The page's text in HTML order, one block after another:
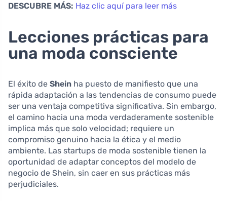
DESCUBRE MÁS: Haz clic aquí para leer más
Lecciones prácticas para
una moda consciente
El éxito de Shein ha puesto de manifiesto que una
rápida adaptación a las tendencias de consumo puede
ser una ventaja competitiva significativa. Sin embargo,
el camino hacia una moda verdaderamente sostenible
implica más que solo velocidad; requiere un
compromiso genuino hacia la ética y el medio
ambiente. Las startups de moda sostenible tienen la
oportunidad de adaptar conceptos del modelo de
negocio de Shein, sin caer en sus prácticas más
perjudiciales.